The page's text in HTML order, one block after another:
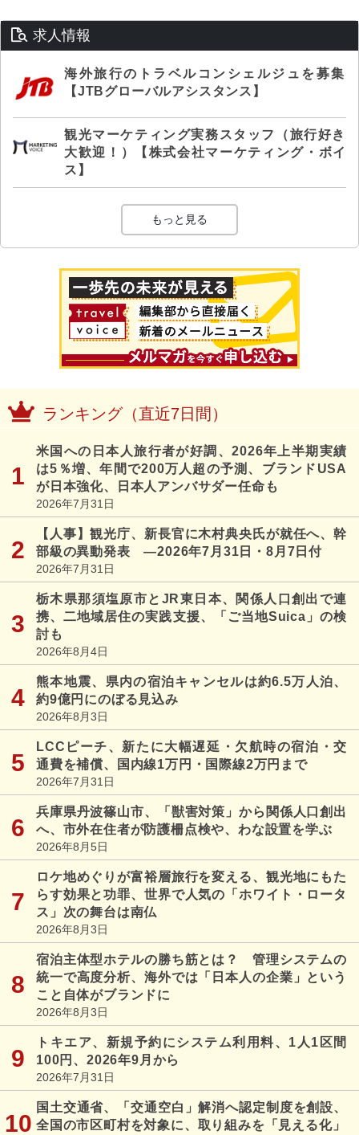
求人情報
海外旅行のトラベルコンシェルジュを募集
【JTBグローバルアシスタンス】
観光マーケティング実務スタッフ（旅行好き
大歓迎！）【株式会社マーケティング・ボイ
ス】
もっと見る
ランキング（直近7日間）
米国への日本人旅行者が好調、2026年上半期実績
は5％増、年間で200万人超の予測、ブランドUSA
が日本強化、日本人アンバサダー任命も
2026年7月31日
【人事】観光庁、新長官に木村典央氏が就任へ、幹
部級の異動発表 ―2026年7月31日・8月7日付
2026年7月31日
栃木県那須塩原市とJR東日本、関係人口創出で連
携、二地域居住の実践支援、「ご当地Suica」の検
討も
2026年8月4日
熊本地震、県内の宿泊キャンセルは約6.5万人泊、
約9億円にのぼる見込み
2026年8月3日
LCCピーチ、新たに大幅遅延・欠航時の宿泊・交
通費を補償、国内線1万円・国際線2万円まで
2026年7月31日
兵庫県丹波篠山市、「獣害対策」から関係人口創出
へ、市外在住者が防護柵点検や、わな設置を学ぶ
2026年8月5日
ロケ地めぐりが富裕層旅行を変える、観光地にもた
らす効果と功罪、世界で人気の「ホワイト・ロータ
ス」次の舞台は南仏
2026年8月3日
宿泊主体型ホテルの勝ち筋とは？ 管理システムの
統一で高度分析、海外では「日本人の企業」という
こと自体がブランドに
2026年8月3日
トキエア、新規予約にシステム利用料、1人1区間
100円、2026年9月から
2026年7月31日
国土交通省、「交通空白」解消へ認定制度を創設、
全国の市区町村を対象に、取り組みを「見える化」